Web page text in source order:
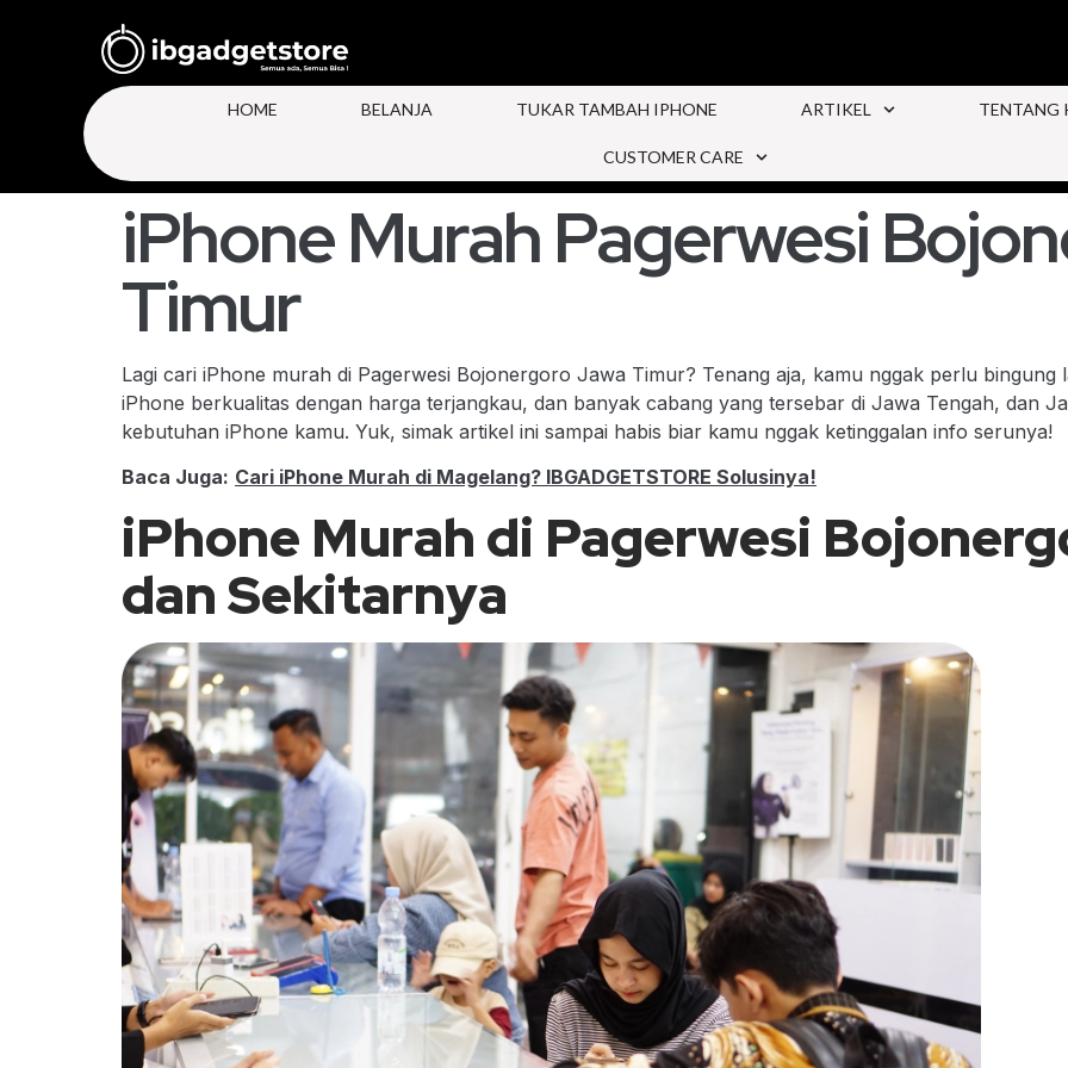
HOME BELANJA TUKAR TAMBAH IPHONE ARTIKEL TENTANG
CUSTOMER CARE
iPhone Murah Pagerwesi
Timur
Lagi cari iPhone murah di Pagerwesi Bojonergoro Jawa Timur? Tenang aja, kamu nggak perlu bingung
iPhone berkualitas dengan harga terjangkau, dan banyak cabang yang tersebar di Jawa Tengah, dan
kebutuhan iPhone kamu. Yuk, simak artikel ini sampai habis biar kamu nggak ketinggalan info serunya!
Baca Juga: Cari iPhone Murah di Magelang? IBGADGETSTORE Solusinya!
iPhone Murah di Pagerwesi
dan Sekitarnya